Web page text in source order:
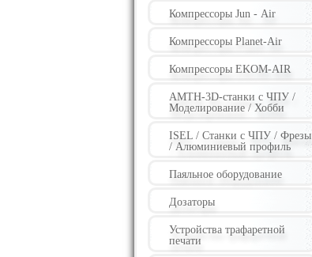
Компрессоры Jun - Air
Компрессоры Planet-Air
Компрессоры EKOM-AIR
AMTH-3D-станки с ЧПУ /
Моделирование / Хобби
ISEL / Станки с ЧПУ / Фрезы
/ Алюминиевый профиль
Паяльное оборудование
Дозаторы
Устройства трафаретной
печати